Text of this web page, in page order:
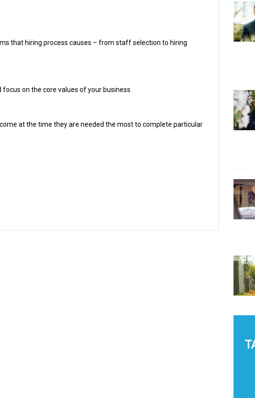
that hiring process causes – from staff selection to hiring
on the core values of your business.
at the time they are needed the most to complete particular